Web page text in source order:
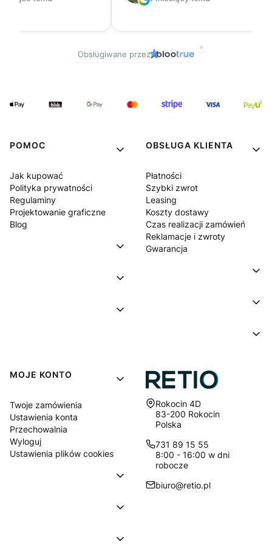
POMOC
Jak kupować
Polityka prywatności
Regulaminy
Projektowanie graficzne
Blog
OBSŁUGA KLIENTA
Płatności
Szybki zwrot
Leasing
Koszty dostawy
Czas realizacji zamówień
Reklamacje i zwroty
Gwarancja
MOJE KONTO
Twoje zamówienia
Ustawienia konta
Przechowalnia
Wyloguj
Ustawienia plików cookies
Adres:
Rokocin 4D
83-200 Rokocin
Polska
731 89 15 55
8:00 - 16:00 w dni
robocze
biuro@retio.pl